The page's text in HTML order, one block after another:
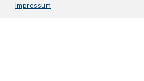
Impressum
Sitemap